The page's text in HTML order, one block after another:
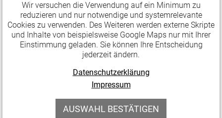
Soziokultur in Jena gewählt. Mit Kristina Glöckler (Ins
Netz e.V.), Juliane Döschner (FreiRaum Jena e.V.)
sowie Marcus Hannuschek und Ludwig Hettmann
(beide Wagner e.V.) auch drei unserer
Die Vertreter*innen arbeiten in den kommenden
beiden Jahren für die IG Soziokultur im Beirat
Soziokultur, der in der Kommunalpolitik die
Wir versuchen die Verwendung auf ein Minimum zu
reduzieren und nur notwendige und systemrelevante
Cookies zu verwenden. Des Weiteren werden externe Skripte
und Inhalte von beispielsweise Google Maps nur mit Ihrer
Einstimmung geladen. Sie können Ihre Entscheidung
jederzeit ändern.
Datenschutzerklärung
Impressum
AUSWAHL BESTÄTIGEN